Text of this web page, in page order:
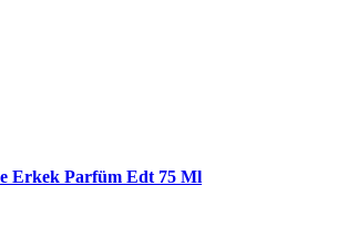
Erkek Parfüm Edt 75 Ml